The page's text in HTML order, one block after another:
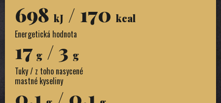
698 kJ / 170 kcal
Energetická hodnota
17 g / 3 g
Tuky / z toho nasycené
mastné kyseliny
0,1 / 0,1